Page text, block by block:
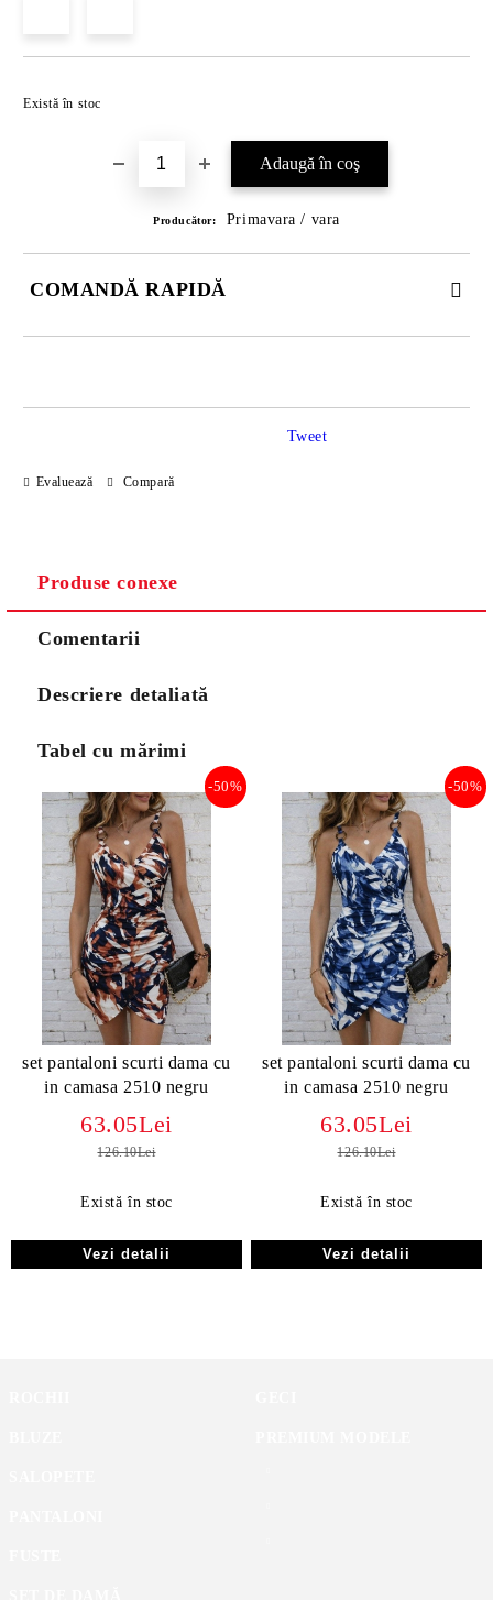
Există în stoc
Producător: Primavara / vara
COMANDĂ RAPIDĂ
Evaluează Compară
Tweet
Produse conexe
Comentarii
Descriere detaliată
Tabel cu mărimi
set pantaloni scurti dama cu
in camasa 2510 negru
-50%
63.05Lei
126.10Lei
Există în stoc
Vezi detalii
set pantaloni scurti dama cu
in camasa 2510 negru
-50%
63.05Lei
126.10Lei
Există în stoc
Vezi detalii